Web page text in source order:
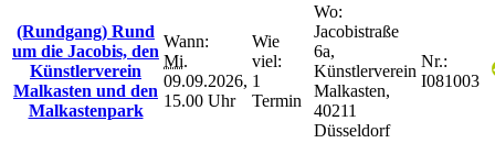
(Rundgang) Rund
um die Jacobis, den
Künstlerverein
Malkasten und den
Malkastenpark
Wann:
Mi.
09.09.2026,
15.00 Uhr
Wie
viel:
1
Termin
Wo:
Jacobistraße
6a,
Künstlerverein
Malkasten,
40211
Düsseldorf
Nr.:
I081003